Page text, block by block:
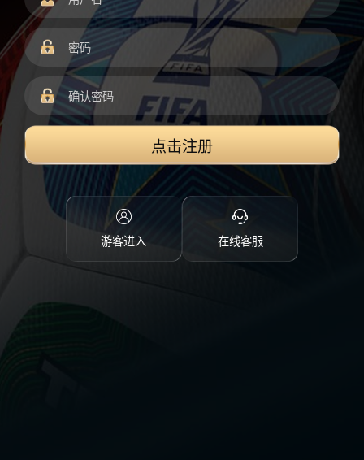
点击注册
游客进入 在线客服